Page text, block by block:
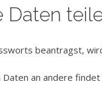
Daten
beantragst,
an andere